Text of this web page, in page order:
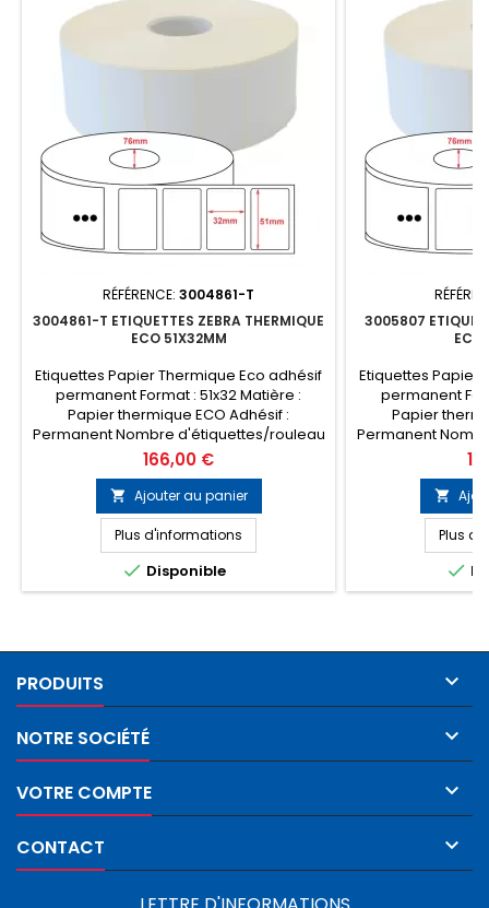
RÉFÉRENCE: 3004861-T
3004861-T ETIQUETTES ZEBRA THERMIQUE
ECO 51X32MM
Etiquettes Papier Thermique Eco adhésif
permanent Format : 51x32 Matière :
Papier thermique ECO Adhésif :
Permanent Nombre d'étiquettes/rouleau
: 4790 Perforation entre étiquette : Non
Diamètre mandrin : 76mm Quantité par
carton : 10 rouleaux
Prix
166,00 €
 Ajouter au panier
Plus d'informations
 Disponible
3005807
ECO
Etiquettes Papier
permanent
Papier
Permanent
: 3100
carton

Plus

PRODUITS 
NOTRE SOCIÉTÉ 
VOTRE COMPTE 
CONTACT 